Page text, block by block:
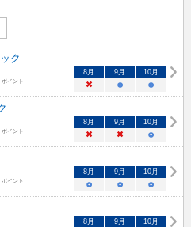
ク
ポイント
8月 9月 10月
× ○ ○
ポイント
8月 9月 10月
× × ○
ポイント
8月 9月 10月
○ ○ ○
8月 9月 10月